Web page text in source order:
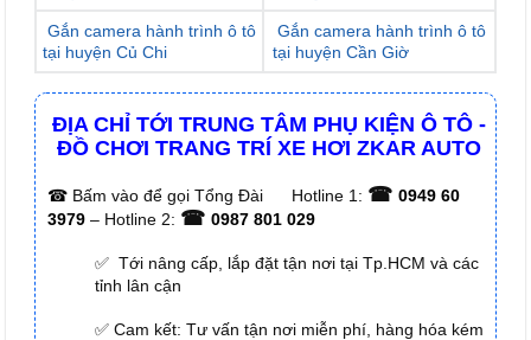
Gắn camera hành trình ô tô
tại huyện Củ Chi
Gắn camera hành trình ô tô
tại huyện Cần Giờ
ĐỊA CHỈ TỚI TRUNG TÂM PHỤ KIỆN Ô TÔ -
ĐỒ CHƠI TRANG TRÍ XE HƠI ZKAR AUTO
☎ Bấm vào để gọi Tổng Đài Hotline 1: ☎ 0949 60
3979 – Hotline 2: ☎ 0987 801 029
✅ Tới nâng cấp, lắp đặt tận nơi tại Tp.HCM và các
tỉnh lân cận
✅ Cam kết: Tư vấn tận nơi miễn phí, hàng hóa kém